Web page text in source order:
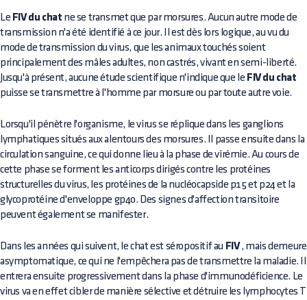
Le FIV du chat ne se transmet que par morsures. Aucun autre mode de
transmission n'a été identifié à ce jour. Il est dès lors logique, au vu du
mode de transmission du virus, que les animaux touchés soient
principalement des mâles adultes, non castrés, vivant en semi-liberté.
Jusqu'à présent, aucune étude scientifique n'indique que le FIV du chat
puisse se transmettre à l'homme par morsure ou par toute autre voie.
Lorsqu'il pénètre l'organisme, le virus se réplique dans les ganglions
lymphatiques situés aux alentours des morsures. Il passe ensuite dans la
circulation sanguine, ce qui donne lieu à la phase de virémie. Au cours de
cette phase se forment les anticorps dirigés contre les protéines
structurelles du virus, les protéines de la nucléocapside p15 et p24 et la
glycoprotéine d'enveloppe gp40. Des signes d'affection transitoire
peuvent également se manifester.
Dans les années qui suivent, le chat est séropositif au FIV, mais demeure
asymptomatique, ce qui ne l'empêchera pas de transmettre la maladie. Il
entrera ensuite progressivement dans la phase d'immunodéficience. Le
virus va en effet cibler de manière sélective et détruire les lymphocytes T